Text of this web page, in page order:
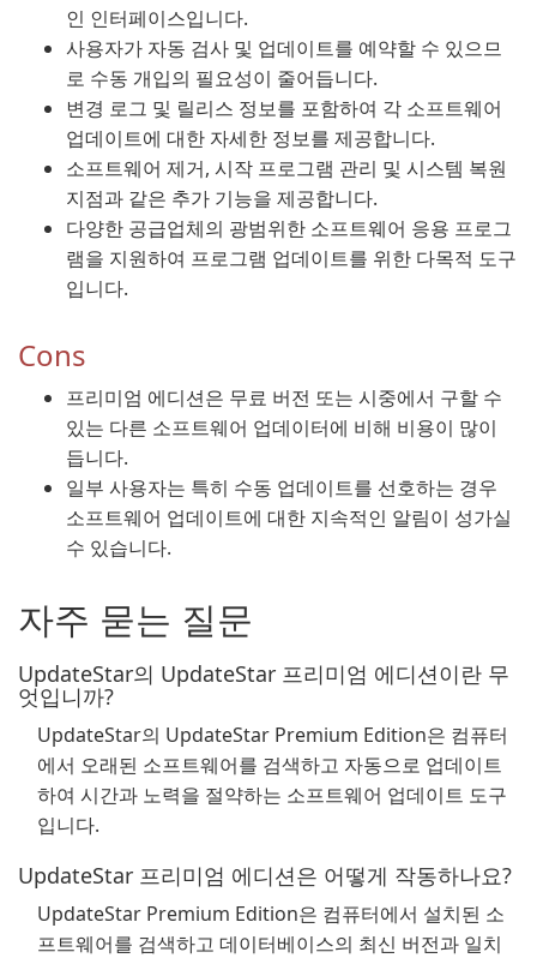
인 인터페이스입니다.
사용자가 자동 검사 및 업데이트를 예약할 수 있으므
로 수동 개입의 필요성이 줄어듭니다.
변경 로그 및 릴리스 정보를 포함하여 각 소프트웨어
업데이트에 대한 자세한 정보를 제공합니다.
소프트웨어 제거, 시작 프로그램 관리 및 시스템 복원
지점과 같은 추가 기능을 제공합니다.
다양한 공급업체의 광범위한 소프트웨어 응용 프로그
램을 지원하여 프로그램 업데이트를 위한 다목적 도구
입니다.
Cons
프리미엄 에디션은 무료 버전 또는 시중에서 구할 수
있는 다른 소프트웨어 업데이터에 비해 비용이 많이
듭니다.
일부 사용자는 특히 수동 업데이트를 선호하는 경우
소프트웨어 업데이트에 대한 지속적인 알림이 성가실
수 있습니다.
자주 묻는 질문
UpdateStar의 UpdateStar 프리미엄 에디션이란 무
엇입니까?
UpdateStar의 UpdateStar Premium Edition은 컴퓨터
에서 오래된 소프트웨어를 검색하고 자동으로 업데이트
하여 시간과 노력을 절약하는 소프트웨어 업데이트 도구
입니다.
UpdateStar 프리미엄 에디션은 어떻게 작동하나요?
UpdateStar Premium Edition은 컴퓨터에서 설치된 소
프트웨어를 검색하고 데이터베이스의 최신 버전과 일치